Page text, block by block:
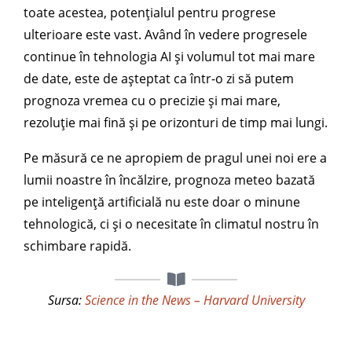
toate acestea, potențialul pentru progrese
ulterioare este vast. Având în vedere progresele
continue în tehnologia AI și volumul tot mai mare
de date, este de așteptat ca într-o zi să putem
prognoza vremea cu o precizie și mai mare,
rezoluție mai fină și pe orizonturi de timp mai lungi.
Pe măsură ce ne apropiem de pragul unei noi ere a
lumii noastre în încălzire, prognoza meteo bazată
pe inteligență artificială nu este doar o minune
tehnologică, ci și o necesitate în climatul nostru în
schimbare rapidă.
Sursa:Science in the News – Harvard University